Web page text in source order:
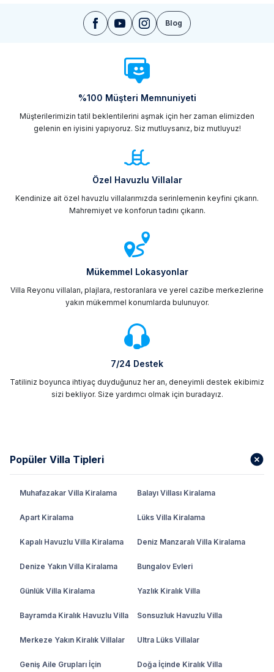
Blog
%100 Müşteri Memnuniyeti
Müşterilerimizin tatil beklentilerini aşmak için her zaman elimizden
gelenin en iyisini yapıyoruz. Siz mutluysanız, biz mutluyuz!
Özel Havuzlu Villalar
Kendinize ait özel havuzlu villalarımızda serinlemenin keyfini çıkarın.
Mahremiyet ve konforun tadını çıkarın.
Mükemmel Lokasyonlar
Villa Reyonu villaları, plajlara, restoranlara ve yerel cazibe merkezlerine
yakın mükemmel konumlarda bulunuyor.
7/24 Destek
Tatiliniz boyunca ihtiyaç duyduğunuz her an, deneyimli destek ekibimiz
sizi bekliyor. Size yardımcı olmak için buradayız.
Popüler Villa Tipleri
Muhafazakar Villa Kiralama Balayı Villası Kiralama
Apart Kiralama Lüks Villa Kiralama
Kapalı Havuzlu Villa Kiralama Deniz Manzaralı Villa Kiralama
Denize Yakın Villa Kiralama Bungalov Evleri
Günlük Villa Kiralama Yazlık Kiralık Villa
Bayramda Kiralık Havuzlu Villa Sonsuzluk Havuzlu Villa
Merkeze Yakın Kiralık Villalar Ultra Lüks Villalar
Geniş Aile Grupları İçin Doğa İçinde Kiralık Villa